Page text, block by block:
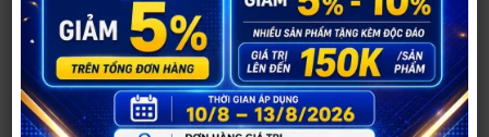
Cơ sở 1:094 163 3223
hoặcTƯ VẤN QUA ZALOtừ 08h00 đến 22h00
hàng ngày.
Cơ sở 2: 094 121 7337